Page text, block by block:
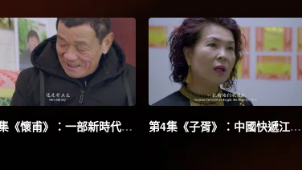
第3集《懷甫》：一部新時代農村青年的奮鬥史 第4集《子胥》：中國快遞江湖的跌宕往事